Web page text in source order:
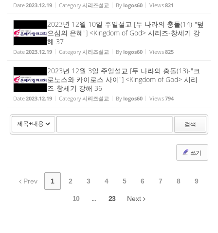
Date2023.12.19 Category시리즈설교 By logos60 Views821
2023년 12월 10일 주일설교 [두 나라의 충돌(14)-"덮
으심의 은혜"] <Kingdom of God> 시리즈-창세기 강
해 37
Date2023.12.19 Category시리즈설교 By logos60 Views825
2023년 12월 3일 주일설교 [두 나라의 충돌(13)-"크
로노스와 카이로스 사이"] <Kingdom of God> 시리
즈-창세기 강해 36
Date2023.12.19 Category시리즈설교 By logos60 Views794
검색
쓰기
Prev 1 2 3 4 5 6 7 8 9
10 ... 23 Next